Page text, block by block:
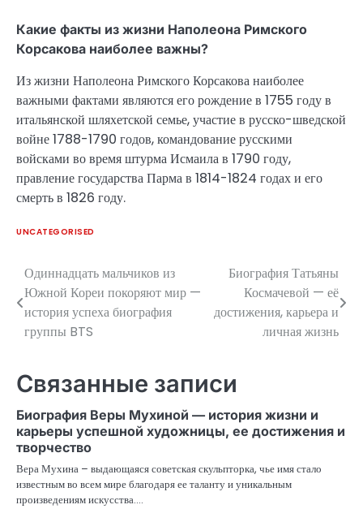
Какие факты из жизни Наполеона Римского
Корсакова наиболее важны?
Из жизни Наполеона Римского Корсакова наиболее
важными фактами являются его рождение в 1755 году в
итальянской шляхетской семье, участие в русско-шведской
войне 1788-1790 годов, командование русскими
войсками во время штурма Исмаила в 1790 году,
правление государства Парма в 1814-1824 годах и его
смерть в 1826 году.
UNCATEGORISED
Навигация
по
записям
Одиннадцать мальчиков из
Южной Кореи покоряют мир —
история успеха биография
группы BTS
Биография Татьяны
Космачевой — её
достижения, карьера и
личная жизнь
Связанные записи
Биография Веры Мухиной — история жизни и
карьеры успешной художницы, ее достижения и
творчество
Вера Мухина – выдающаяся советская скульпторка, чье имя стало
известным во всем мире благодаря ее таланту и уникальным
произведениям искусства.…